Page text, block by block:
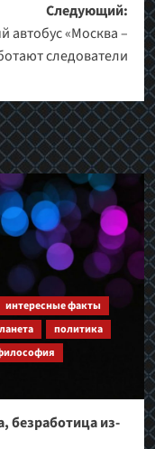
Следующий:
автобус «Москва –
следователи
интересные факты
политика
безработица из-